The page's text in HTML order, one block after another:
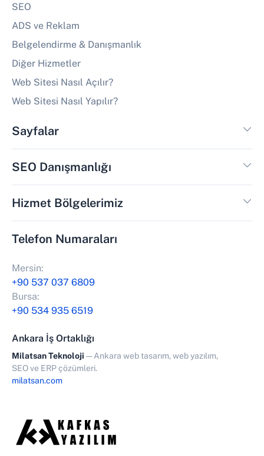
SEO
ADS ve Reklam
Belgelendirme & Danışmanlık
Diğer Hizmetler
Web Sitesi Nasıl Açılır?
Web Sitesi Nasıl Yapılır?
Sayfalar
SEO Danışmanlığı
Hizmet Bölgelerimiz
Telefon Numaraları
Mersin:
+90 537 037 6809
Bursa:
+90 534 935 6519
Ankara İş Ortaklığı
Milatsan Teknoloji — Ankara web tasarım, web yazılım,
SEO ve ERP çözümleri.
milatsan.com